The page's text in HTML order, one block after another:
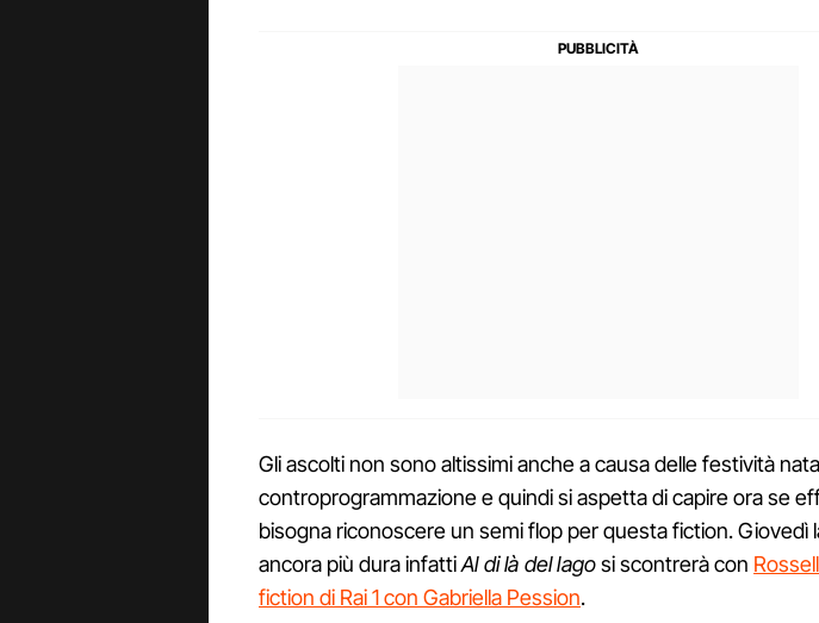
Gli ascolti non sono altissimi anche a causa delle festività
controprogrammazione e quindi si aspetta di capire ora se
bisogna riconoscere un semi flop per questa fiction. Giovedì
ancora più dura infattiAl di là del lagosi scontrerà con
fiction di Rai 1 con Gabriella Pession.